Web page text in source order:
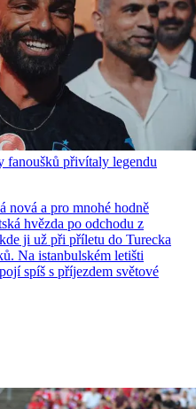
fanoušků přivítaly legendu
nová a pro mnohé hodně
hvězda po odchodu z
ji už při příletu do Turecka
Na istanbulském letišti
spíš s příjezdem světové